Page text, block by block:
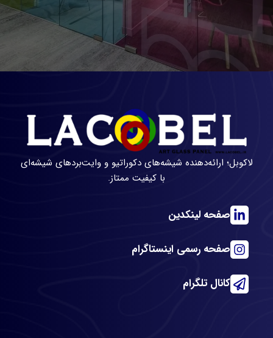
لاکوبل؛ ارائه‌دهنده شیشه‌های دکوراتیو و وایت‌بردهای شیشه‌ای
با کیفیت ممتاز.
صفحه لینکدین
صفحه رسمی اینستاگرام
کانال تلگرام